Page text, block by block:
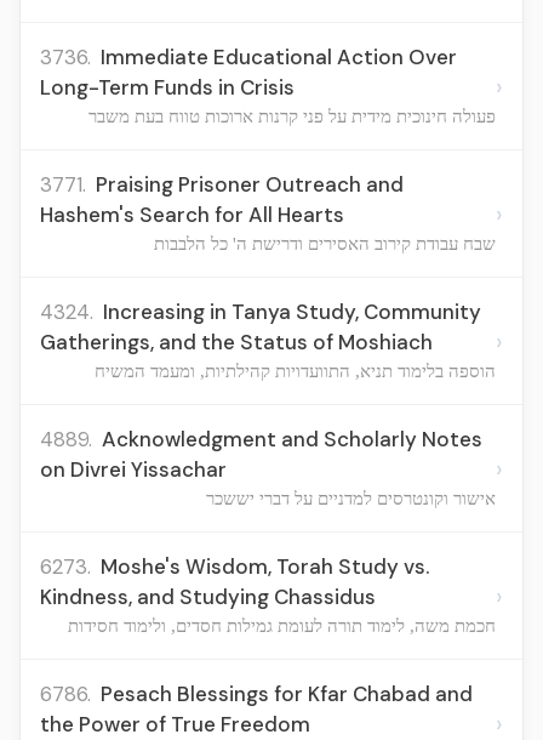
3736. Immediate Educational Action Over
Long-Term Funds in Crisis
פעולה חינוכית מידית על פני קרנות ארוכות טווח בעת משבר
›
3771. Praising Prisoner Outreach and
Hashem's Search for All Hearts
שבח עבודת קירוב האסירים ודרישת ה' כל הלבבות
›
4324. Increasing in Tanya Study, Community
Gatherings, and the Status of Moshiach
הוספה בלימוד תניא, התוועדויות קהילתיות, ומעמד המשיח
›
4889. Acknowledgment and Scholarly Notes
on Divrei Yissachar
אישור וקונטרסים למדניים על דברי יששכר
›
6273. Moshe's Wisdom, Torah Study vs.
Kindness, and Studying Chassidus
חכמת משה, לימוד תורה לעומת גמילות חסדים, ולימוד חסידות
›
6786. Pesach Blessings for Kfar Chabad and
the Power of True Freedom
›